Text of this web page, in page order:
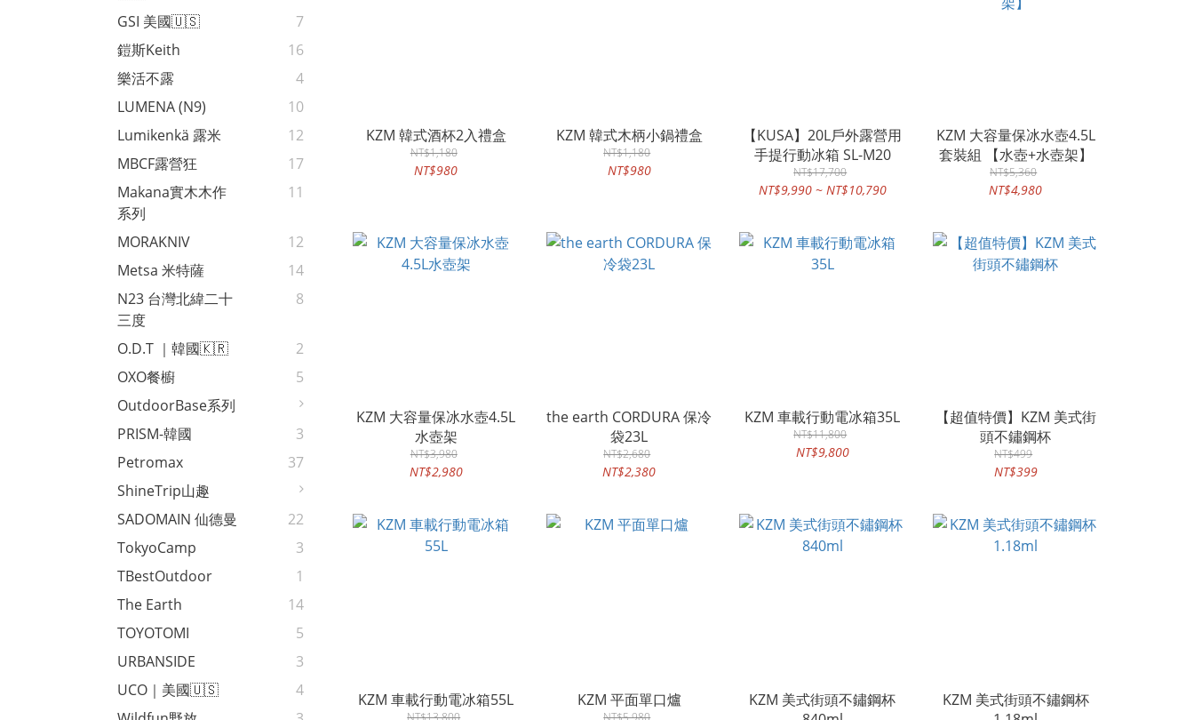
GSI 美國🇺🇸
7
鎧斯Keith
16
樂活不露
4
LUMENA (N9)
10
Lumikenkä 露米
12
MBCF露營狂
17
Makana實木木作
系列
11
MORAKNIV
12
Metsa 米特薩
14
N23 台灣北緯二十
三度
8
O.D.T ｜韓國🇰🇷
2
OXO餐櫥
5
OutdoorBase系列
PRISM-韓國
3
Petromax
37
ShineTrip山趣
SADOMAIN 仙德曼
22
TokyoCamp
3
TBestOutdoor
1
The Earth
14
TOYOTOMI
5
URBANSIDE
3
UCO｜美國🇺🇸
4
KZM 韓式酒杯2入禮盒
NT$1,180
NT$980
KZM 韓式木柄小鍋禮盒
NT$1,180
NT$980
【KUSA】20L戶外露營用
手提行動冰箱 SL-M20
NT$17,700
NT$9,990 ~ NT$10,790
KZM 大容量保冰水壺4.5L
套裝組 【水壺+水壺架】
NT$5,360
NT$4,980
KZM 大容量保冰水壺4.5L
水壺架
NT$3,980
NT$2,980
the earth CORDURA 保冷
袋23L
NT$2,680
NT$2,380
KZM 車載行動電冰箱35L
NT$11,800
NT$9,800
【超值特價】KZM 美式街
頭不鏽鋼杯
NT$499
NT$399
KZM 車載行動電冰箱55L
NT$13,800
KZM 平面單口爐
NT$5,980
KZM 美式街頭不鏽鋼杯
KZM 美式街頭不鏽鋼杯